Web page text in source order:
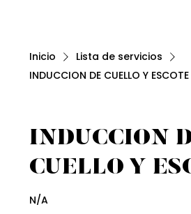
Inicio
Lista de servicios
INDUCCION DE CUELLO Y ESCOTE
INDUCCION
CUELLO Y
N/A